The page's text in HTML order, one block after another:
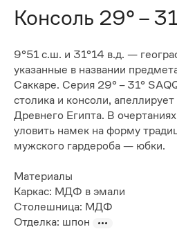
Консоль 29° –
9°51 с.ш. и 31°14 в.д. —
указанные в названии
Саккаре. Серия 29° – 31°
столика и консоли,
Древнего Египта. В
уловить намек на форму
мужского гардероба — юбки.
Материалы
Каркас: МДФ в эмали
Столешница: МДФ
Отделка: шпон